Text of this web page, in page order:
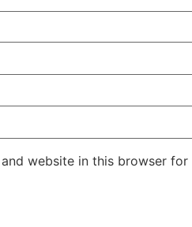
and website in this browser